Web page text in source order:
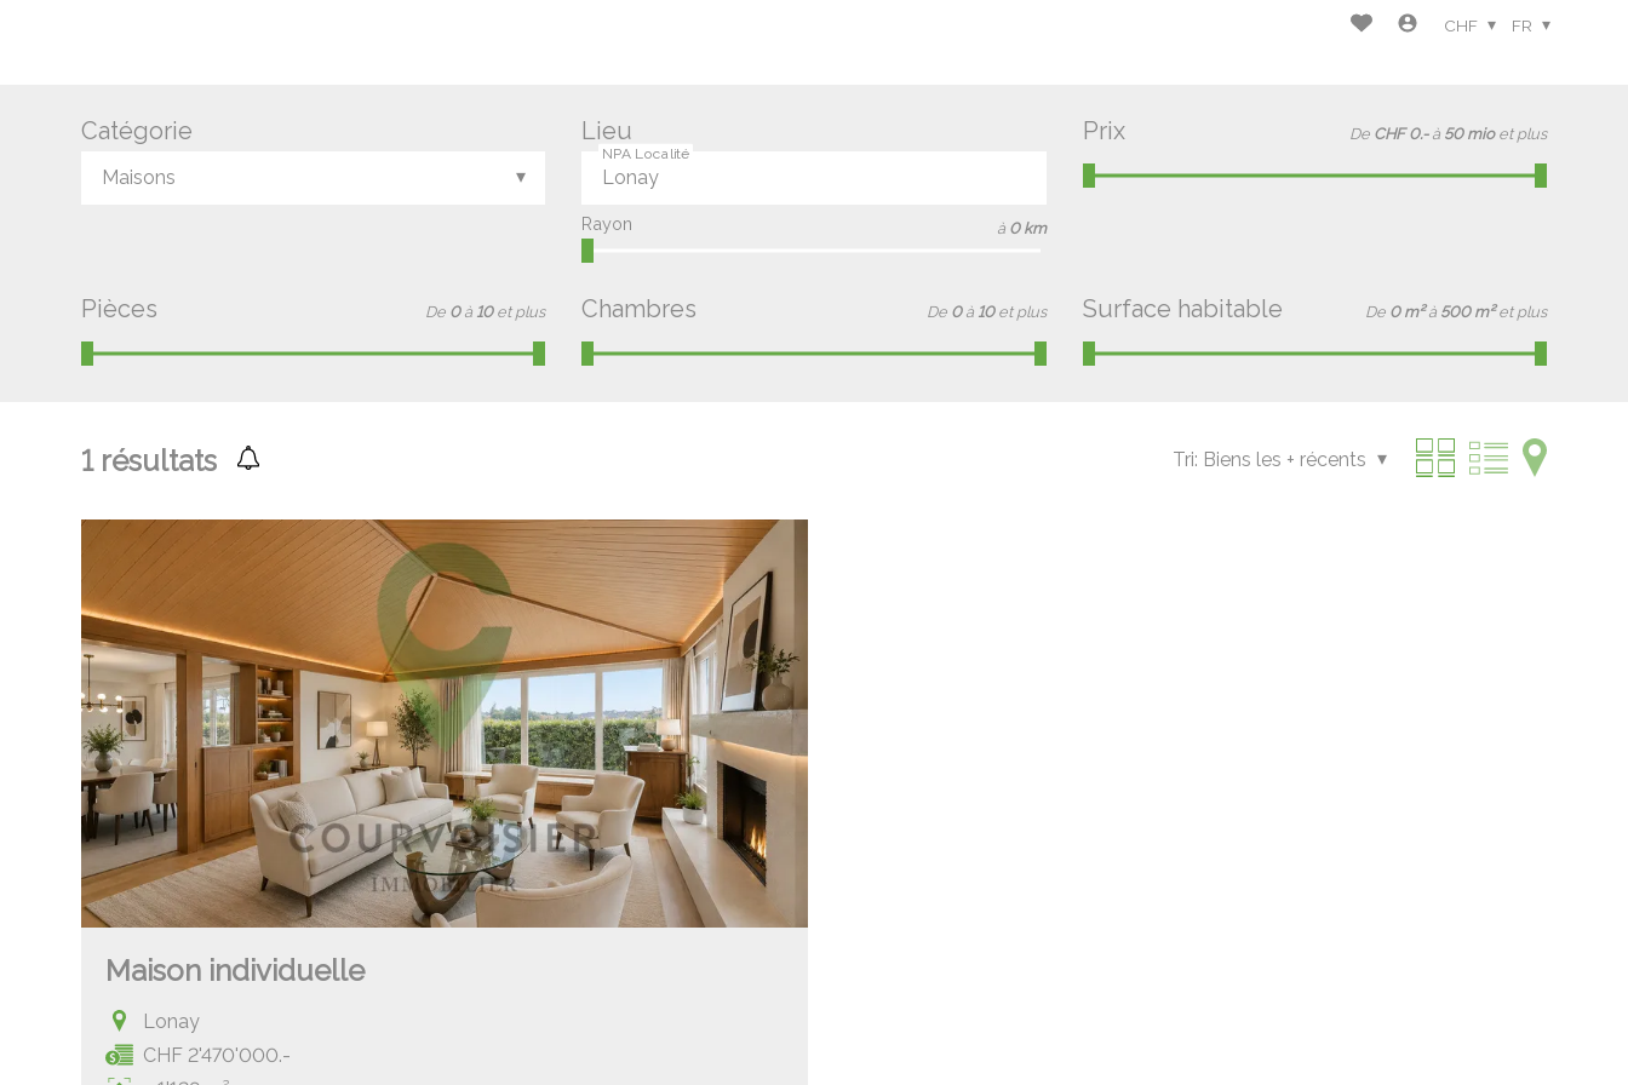
CHF FR
Catégorie
Maisons
Lieu
NPA Localité
Rayon à 0 km
Prix De CHF 0.- à 50 mio et plus
Pièces De 0 à 10 et plus Chambres De 0 à 10 et plus Surface habitable De 0 m² à 500 m² et plus
1résultats Tri: Biens les + récents
Maison individuelle
Lonay
CHF 2'470'000.-